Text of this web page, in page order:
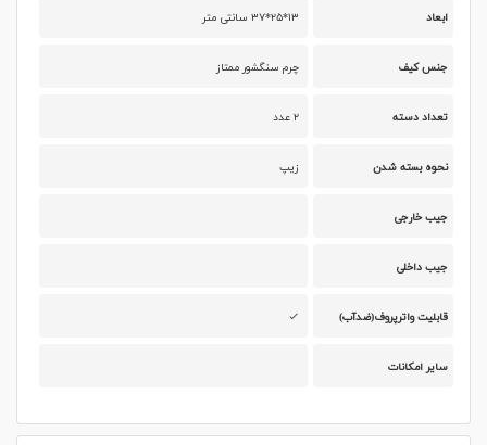
ابعاد ۱۳*۲۵*۳۷ سانتی متر
جنس کیف چرم سنگشور ممتاز
تعداد دسته
نحوه بسته شدن زیپ
جیب خارجی
جیب داخلی
قابلیت واترپروف(ضدآب)
سایر امکانات